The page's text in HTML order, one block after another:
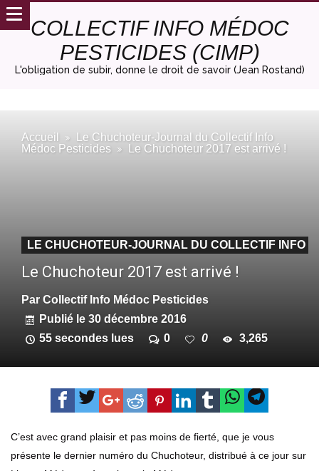
COLLECTIF INFO MÉDOC
PESTICIDES (CIMP)
L'obligation de subir, donne le droit de savoir (Jean Rostand)
Accueil
Le Chuchoteur-Journal du Collectif Info
Médoc Pesticides
Le Chuchoteur 2017 est arrivé !
LE CHUCHOTEUR-JOURNAL DU COLLECTIF INFO
Le Chuchoteur 2017 est arrivé !
Par Collectif Info Médoc Pesticides
Publié le 30 décembre 2016
55 secondes lues
0 0 3,265
C’est avec grand plaisir et pas moins de fierté, que je vous
présente le dernier numéro du Chuchoteur, distribué à ce jour sur